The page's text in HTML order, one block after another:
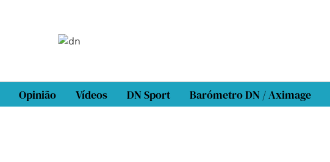
Opinião Vídeos DN Sport Barómetro DN / Aximage